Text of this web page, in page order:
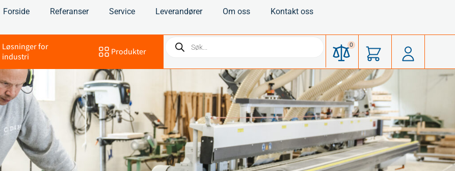
Forside Referanser Service Leverandører Om oss Kontakt oss
Løsninger for
industri
Produkter
0